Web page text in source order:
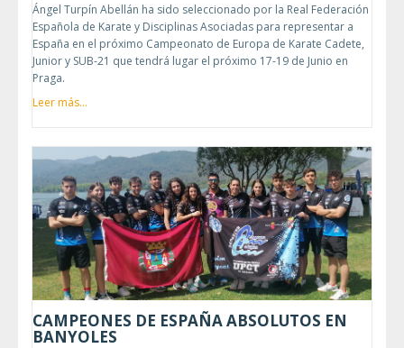
Ángel Turpín Abellán ha sido seleccionado por la Real Federación
Española de Karate y Disciplinas Asociadas para representar a
España en el próximo Campeonato de Europa de Karate Cadete,
Junior y SUB-21 que tendrá lugar el próximo 17-19 de Junio en
Praga.
Leer más...
CAMPEONES DE ESPAÑA ABSOLUTOS EN
BANYOLES